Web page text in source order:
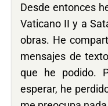
Desde entonces
Vaticano II y a
obras. He
mensajes de
que he podido.
esperar, he